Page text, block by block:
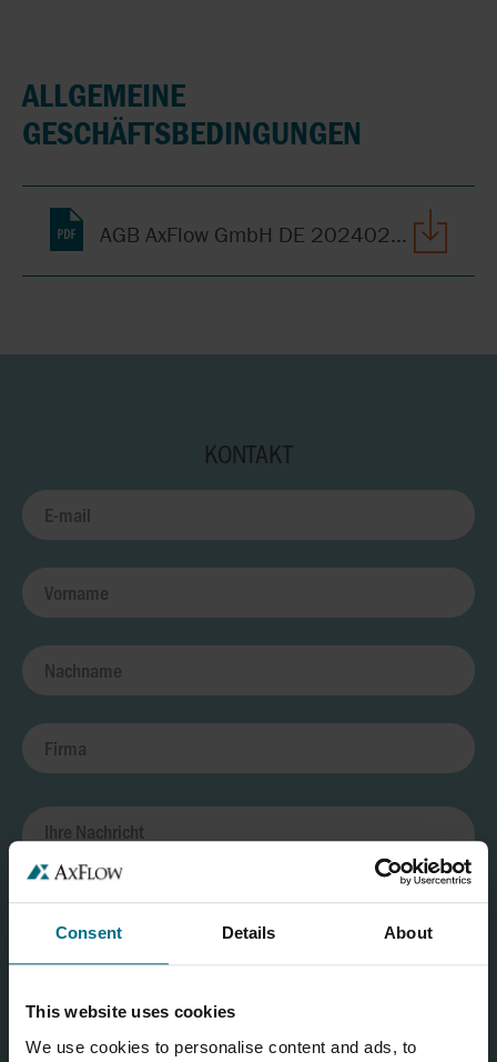
Consent Details About
This website uses cookies
We use cookies to personalise content and ads, to
ALLGEMEINE
GESCHÄFTSBEDINGUNGEN
AGB AxFlow GmbH DE 20240201.pdf
KONTAKT